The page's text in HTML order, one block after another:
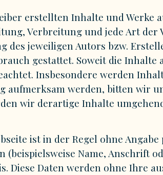
erstellten Inhalte und Werke
Verbreitung und jede Art
des jeweiligen Autors bzw.
gestattet. Soweit die
Insbesondere werden
aufmerksam werden, bitten wir
wir derartige Inhalte
ist in der Regel ohne
(beispielsweise Name, Anschrift
Diese Daten werden ohne Ihre